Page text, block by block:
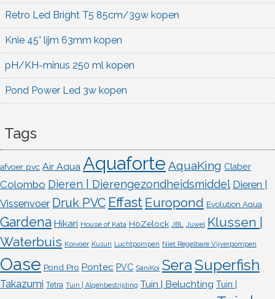
Retro Led Bright T5 85cm/39w kopen
Knie 45° lijm 63mm kopen
pH/KH-minus 250 ml kopen
Pond Power Led 3w kopen
Tags
afvoer pvc Air Aqua Aquaforte AquaKing Claber
Colombo Dieren | Dierengezondheidsmiddel Dieren |
Vissenvoer Druk PVC Effast Europond Evolution Aqua
Gardena Hikari House of Kata HoZelock JBL Juwel Klussen |
Waterbuis Koivoer Kusuri Luchtpompen Niet Regelbare Vijverpompen
Oase Pond Pro Pontec PVC SaniKoi SeraSuperfish
Takazumi Tetra Tuin | Algenbestrijding Tuin | Beluchting Tuin |